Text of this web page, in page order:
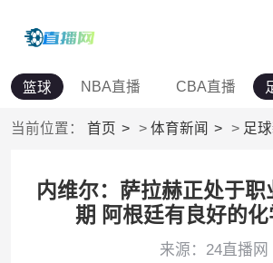
篮球 NBA直播 CBA直播
当前位置： 首页 > 体育新闻 > 足
内维尔：萨拉赫正处于职
期 阿根廷有良好的
来源：24直播网